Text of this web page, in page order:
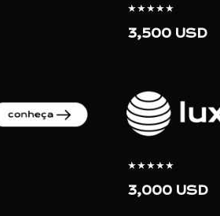
★★★★★
3,500 USD
★★★★★
3,000 USD